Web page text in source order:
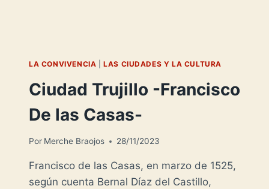
LA CONVIVENCIA |LAS CIUDADES Y LA CULTURA
Ciudad Trujillo -Francisco
De las Casas-
Por Merche Braojos 28/11/2023
Francisco de las Casas, en marzo de 1525,
según cuenta Bernal Díaz del Castillo,